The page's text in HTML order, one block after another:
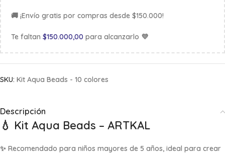
🚚 ¡Envío gratis por compras desde $150.000!
Te faltan $150.000,00 para alcanzarlo 💜
SKU: Kit Aqua Beads - 10 colores
Descripción
💧 Kit Aqua Beads – ARTKAL
✨ Recomendado para niños mayores de 5 años, ideal para crear